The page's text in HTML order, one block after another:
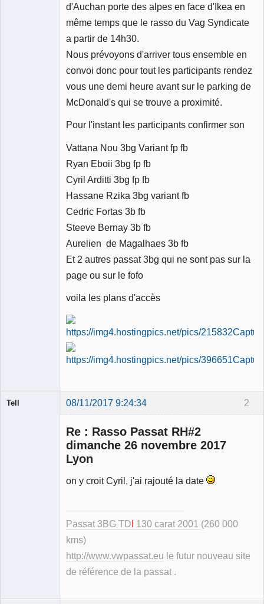
d'Auchan porte des alpes en face d'Ikea en
même temps que le rasso du Vag Syndicate
a partir de 14h30.
Nous prévoyons d'arriver tous ensemble en
convoi donc pour tout les participants rendez
vous une demi heure avant sur le parking de
McDonald's qui se trouve a proximité.
Pour l'instant les participants confirmer son
Vattana Nou 3bg Variant fp fb
Ryan Eboii 3bg fp fb
Cyril Arditti 3bg fp fb
Hassane Rzika 3bg variant fb
Cedric Fortas 3b fb
Steeve Bernay 3b fb
Aurelien de Magalhaes 3b fb
Et 2 autres passat 3bg qui ne sont pas sur la
page ou sur le fofo
voila les plans d'accès
2
Tell 08/11/2017 9:24:34
Re : Rasso Passat RH#2
dimanche 26 novembre 2017
Lyon
on y croit Cyril, j'ai rajouté la date
Passat 3BG TD 130 carat 2001 (260 000
kms)
http://www.vwpassat.eu le futur nouveau site
de référence de la passat .